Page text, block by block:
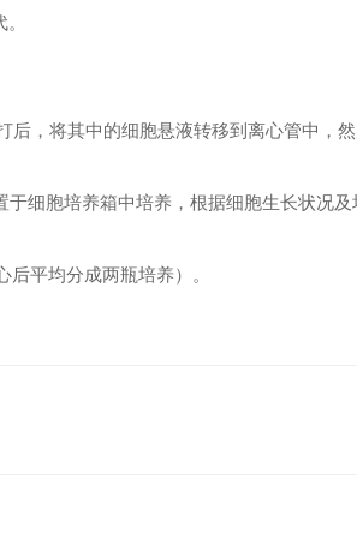
。
，将其中的细胞悬液转移到离心管中，
细胞培养箱中培养，根据细胞生长状况
平均分成两瓶培养）。